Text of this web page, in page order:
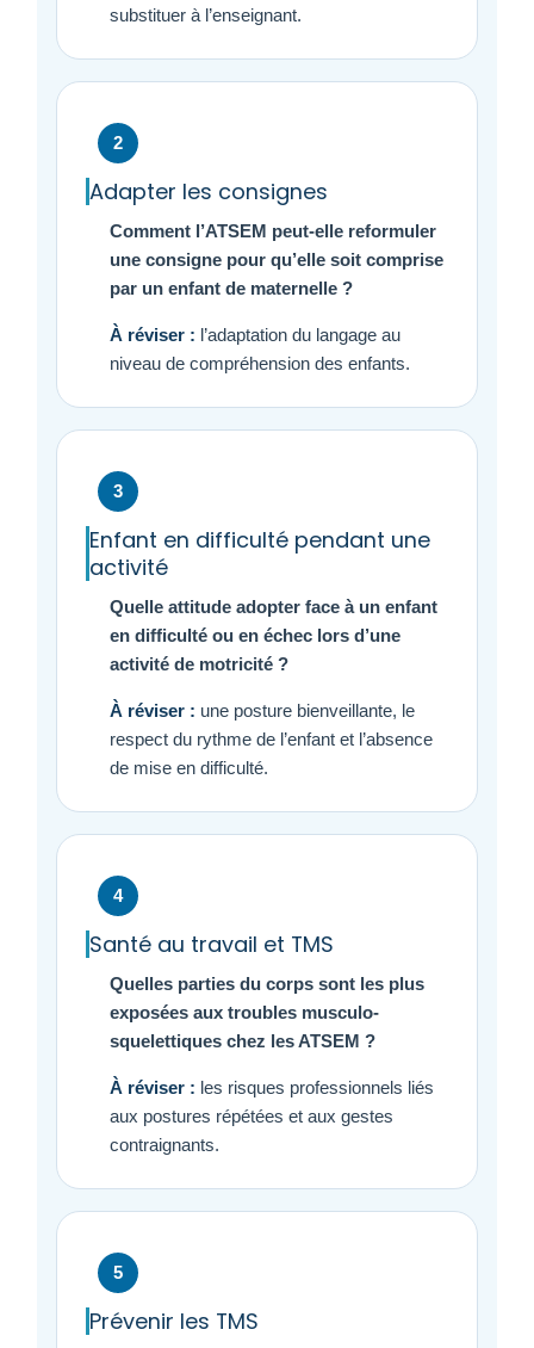
substituer à l’enseignant.
2
Adapter les consignes
Comment l’ATSEM peut-elle reformuler
une consigne pour qu’elle soit comprise
par un enfant de maternelle ?
À réviser : l’adaptation du langage au
niveau de compréhension des enfants.
3
Enfant en difficulté pendant une
activité
Quelle attitude adopter face à un enfant
en difficulté ou en échec lors d’une
activité de motricité ?
À réviser : une posture bienveillante, le
respect du rythme de l’enfant et l’absence
de mise en difficulté.
4
Santé au travail et TMS
Quelles parties du corps sont les plus
exposées aux troubles musculo-
squelettiques chez les ATSEM ?
À réviser : les risques professionnels liés
aux postures répétées et aux gestes
contraignants.
5
Prévenir les TMS